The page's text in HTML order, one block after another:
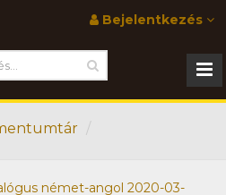
Bejelentkezés
német-angol 2020-03-